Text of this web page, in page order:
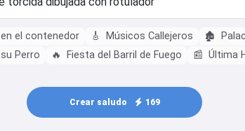
el contenedor 🎸 Músicos Callejeros 🏚️
Perro 🔥 Fiesta del Barril de Fuego 📰 Última
Crear saludo 169